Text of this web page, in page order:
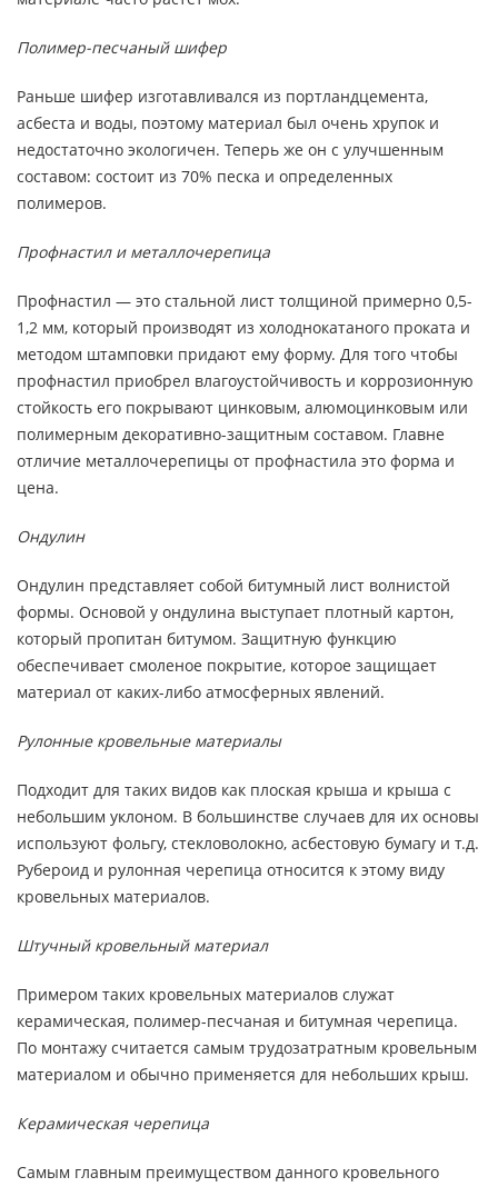
Полимер-песчаный шифер
Раньше шифер изготавливался из портландцемента,
асбеста и воды, поэтому материал был очень хрупок и
недостаточно экологичен. Теперь же он с улучшенным
составом: состоит из 70% песка и определенных
полимеров.
Профнастил и металлочерепица
Профнастил — это стальной лист толщиной примерно 0,5-
1,2 мм, который производят из холоднокатаного проката и
методом штамповки придают ему форму. Для того чтобы
профнастил приобрел влагоустойчивость и коррозионную
стойкость его покрывают цинковым, алюмоцинковым или
полимерным декоративно-защитным составом. Главне
отличие металлочерепицы от профнастила это форма и
цена.
Ондулин
Ондулин представляет собой битумный лист волнистой
формы. Основой у ондулина выступает плотный картон,
который пропитан битумом. Защитную функцию
обеспечивает смоленое покрытие, которое защищает
материал от каких-либо атмосферных явлений.
Рулонные кровельные материалы
Подходит для таких видов как плоская крыша и крыша с
небольшим уклоном. В большинстве случаев для их основы
используют фольгу, стекловолокно, асбестовую бумагу и т.д.
Рубероид и рулонная черепица относится к этому виду
кровельных материалов.
Штучный кровельный материал
Примером таких кровельных материалов служат
керамическая, полимер-песчаная и битумная черепица.
По монтажу считается самым трудозатратным кровельным
материалом и обычно применяется для небольших крыш.
Керамическая черепица
Самым главным преимуществом данного кровельного